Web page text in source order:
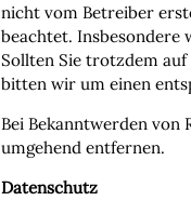
nicht vom Betreiber
beachtet. Insbesondere
Sollten Sie trotzdem
bitten wir um einen
Bei Bekanntwerden
umgehend entfernen.
Datenschutz